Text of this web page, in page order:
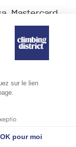
Mastercard.
utilisé, la
sa charge
frais de
Tout autre
facturé au
ou